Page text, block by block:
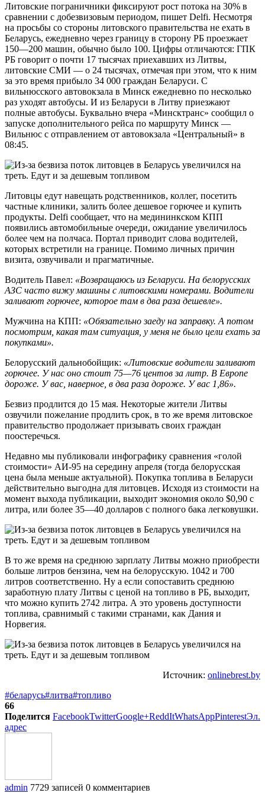
Литовские пограничники фиксируют рост потока на 30% в
сравнении с добезвизовым периодом, пишет Delfi. Несмотря
на просьбы со стороны литовского правительства не ехать в
Беларусь, ежедневно через границу в сторону РБ проезжает
150—200 машин, обычно было 100. Цифры отличаются: ГПК
РБ говорит о почти 17 тысячах приехавших из Литвы,
литовские СМИ — о 24 тысячах, отмечая при этом, что к ним
за это время прибыло 34 000 граждан Беларуси. С
вильнюсского автовокзала в Минск ежедневно по несколько
раз уходят автобусы. И из Беларуси в Литву приезжают
полные автобусы. Буквально вчера «Минсктранс» сообщил о
запуске дополнительного рейса по маршруту Минск —
Вильнюс с отправлением от автовокзала «Центральный» в
08:45.
Литовцы едут навещать родственников, коллег, посетить
частные клиники, залить более дешевое горючее и купить
продукты. Delfi сообщает, что на медининкском КПП
появились автомобильные очереди, ожидание увеличилось
более чем на полчаса. Портал приводит слова водителей,
которых встретили на границе. Помимо личных причин
визита, озвучивали и прагматичные.
Водитель Павел: «Возвращаюсь из Беларуси. На белорусских
АЗС часто вижу машины с литовскими номерами. Водители
заливают горючее, которое там в два раза дешевле».
Мужчина на КПП: «Обязательно заеду на заправку. А потом
посмотрим, какая там ситуация, у меня не было цели ехать за
покупками».
Белорусский дальнобойщик: «Литовские водители заливают
горючее. У нас оно стоит 75—76 центов за литр. В Европе
дороже. У вас, наверное, в два раза дороже. У вас 1,86».
Безвиз продлится до 15 мая. Некоторые жители Литвы
озвучили пожелание продлить срок, в то же время литовское
правительство продолжает призывать своих граждан
поостеречься.
Недавно мы публиковали инфографику сравнения «голой
стоимости» АИ-95 на середину апреля (тогда белорусская
цена была меньше актуальной). Покупка топлива в Беларуси
действительно выгодна для литовцев. Исходя из стоимости на
момент выхода публикации, выходит экономия около $0,90 с
литра, или более 35—40 долларов с полного бака легковушки.
В то же время на среднюю зарплату Литвы можно приобрести
больше литров бензина, чем на белорусскую. 1042 и 700
литров соответственно. Ну а если сопоставить среднюю
заработную плату Литвы с ценой на топливо в РБ, выходит,
что можно купить 2742 литра. А это уровень доступности
топлива, сравнимый с такими странами, как Дания и
Норвегия.
Источник: onlinebrest.by
#беларусь#литва#топливо
66
Поделится FacebookTwitterGoogle+ReddItWhatsAppPinterestЭл.
адрес
admin 7729 записей 0 комментариев